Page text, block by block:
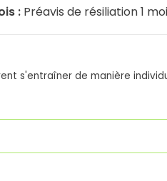
:Préavis de résiliation 1
s'entraîner de manière